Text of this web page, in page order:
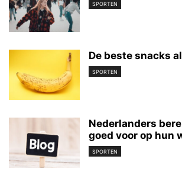
SPORTEN
De beste snacks
SPORTEN
Nederlanders
goed voor op hun
SPORTEN